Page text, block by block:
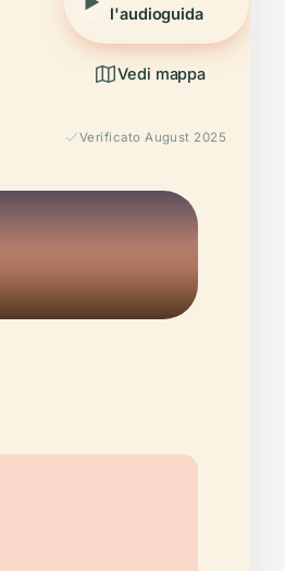
l'audioguida
Vedi mappa
Verificato August 2025